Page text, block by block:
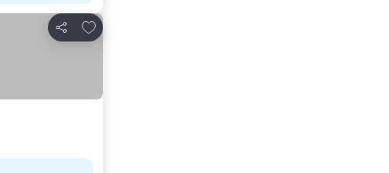
Partilhar
Adicionar aos favoritos